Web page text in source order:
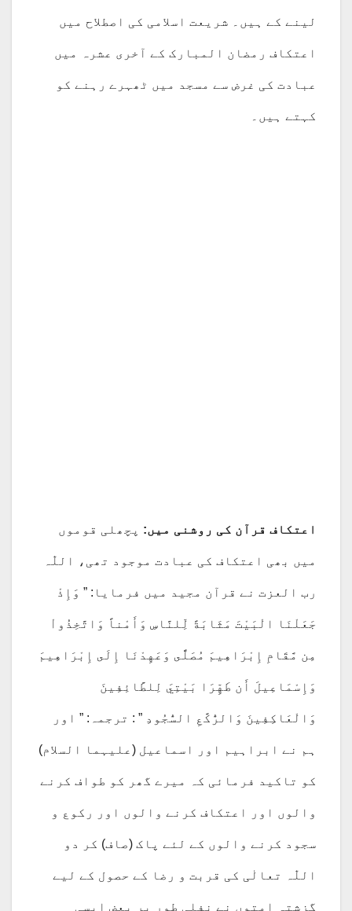
لینے کے ہیں۔ شریعت اسلامی کی اصطلاح میں
اعتکاف رمضان المبارک کے آخری عشرہ میں
عبادت کی غرض سے مسجد میں ٹھہرے رہنے کو
کہتے ہیں۔
اعتکاف قرآن کی روشنی میں: پچھلی قوموں
میں بھی اعتکاف کی عبادت موجود تھی، اللّٰہ
رب العزت نے قرآن مجید میں فرمایا: ” وَإِذْ
جَعَلْنَا الْبَيْتَ مَثَابَةً لِّلنَّاسِ وَأَمْناً وَاتَّخِذُواْ
مِن مَّقَامِ إِبْرَاهِيمَ مُصَلًّى وَعَهِدْنَا إِلَى إِبْرَاهِيمَ
وَإِسْمَاعِيلَ أَن طَهِّرَا بَيْتِيَ لِلطَّائِفِينَ
وَالْعَاكِفِينَ وَالرُّكَّعِ السُّجُودِ ” : ترجمہ: ” اور
ہم نے ابراہیم اور اسماعیل (علیہما السلام)
کو تاکید فرمائی کہ میرے گھر کو طواف کرنے
والوں اور اعتکاف کرنے والوں اور رکوع و
سجود کرنے والوں کے لئے پاک (صاف) کر دو
اللّٰہ تعالٰی کی قربت و رضا کے حصول کے لیے
گزشتہ امتوں نے نفلی طور پر بعض ایسی